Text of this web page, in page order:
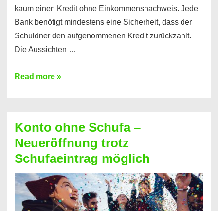
kaum einen Kredit ohne Einkommensnachweis. Jede
Bank benötigt mindestens eine Sicherheit, dass der
Schuldner den aufgenommenen Kredit zurückzahlt.
Die Aussichten …
Mit
Sie
einen
Kredit
ohne
Einkommensnachweis
Read more »
Konto ohne Schufa –
Neueröffnung trotz
Schufaeintrag möglich